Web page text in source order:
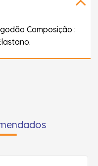
Composição :